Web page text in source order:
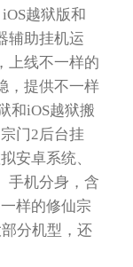
iOS越狱版和
辅助挂机运
上线不一样的
，提供不一样
和iOS越狱搬
门2后台挂
安卓系统、
手机分身，含
样的修仙宗
分机型，还